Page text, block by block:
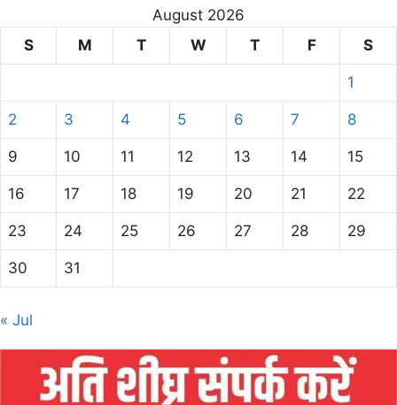
August 2026
S
M T W T F S
1
2 3 4 5 6 7 8
9 10 11 12 13 14 15
16 17 18 19 20 21 22
23 24 25 26 27 28 29
30 31
« Jul